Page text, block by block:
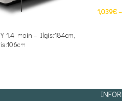
– Ilgis:184cm,
1,039€–